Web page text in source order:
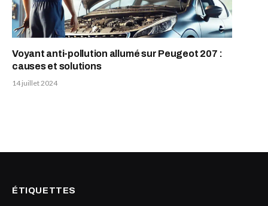
Voyant anti-pollution allumé sur Peugeot 207 :
causes et solutions
14 juillet 2024
ÉTIQUETTES